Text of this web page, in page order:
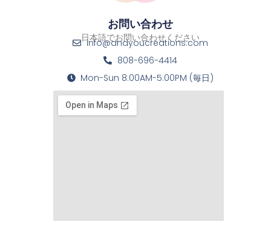
お問い合わせ
日本語でお問い合わせください
info@andyoucreations.com
808-696-4414
Mon-Sun 8:00AM-5:00PM (毎日)